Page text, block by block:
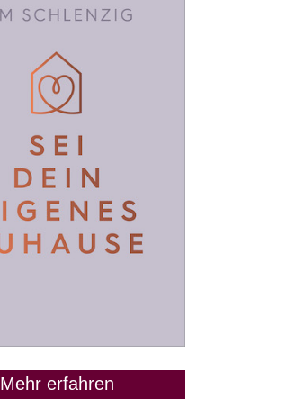
Mehr erfahren